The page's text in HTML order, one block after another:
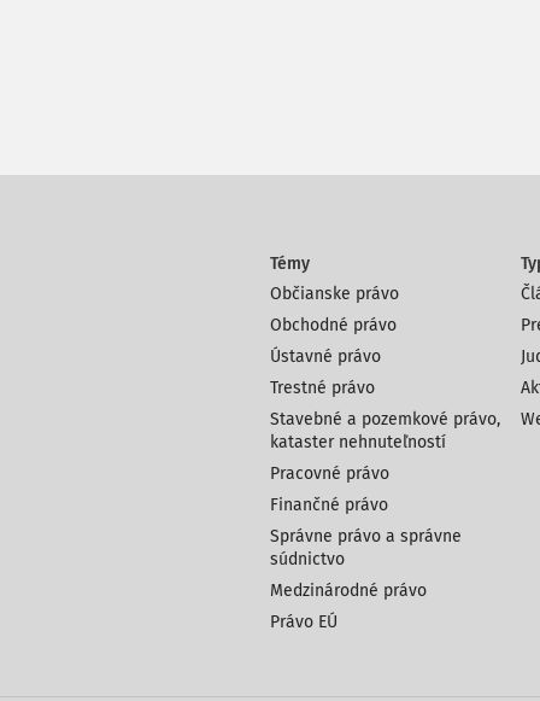
Témy
Občianske právo
Obchodné právo
Ústavné právo
Trestné právo
Stavebné a pozemkové právo,
kataster nehnuteľností
Pracovné právo
Finančné právo
Správne právo a správne
súdnictvo
Medzinárodné právo
Právo EÚ